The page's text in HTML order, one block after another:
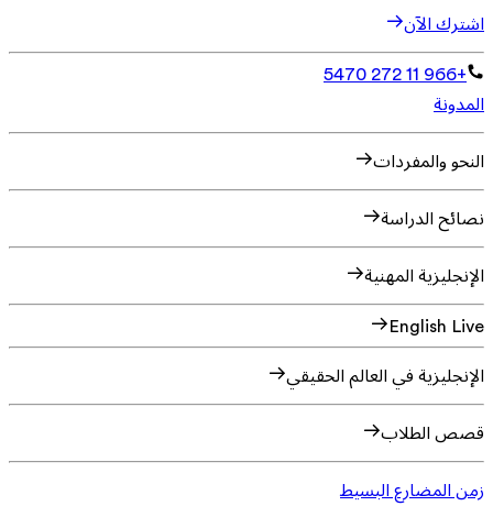
اشترك الآن
+966 11 272 5470
المدونة
النحو والمفردات
نصائح الدراسة
الإنجليزية المهنية
English Live
الإنجليزية في العالم الحقيقي
قصص الطلاب
زمن المضارع البسيط